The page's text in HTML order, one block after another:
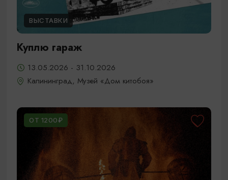
ВЫСТАВКИ
Куплю гараж
13.05.2026 - 31.10.2026
Калининград, Музей «Дом китобоя»
ОТ 1200₽